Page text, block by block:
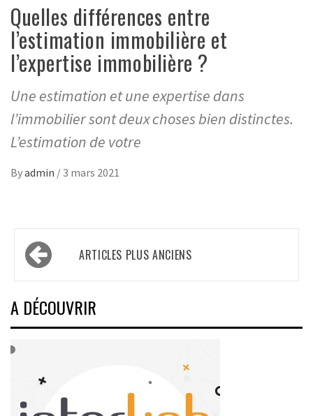
Quelles différences entre
l’estimation immobilière et
l’expertise immobilière ?
Une estimation et une expertise dans
l’immobilier sont deux choses bien distinctes.
L’estimation de votre
Byadmin / 3 mars 2021
Navigation
des
articles
ARTICLES PLUS ANCIENS
A DÉCOUVRIR